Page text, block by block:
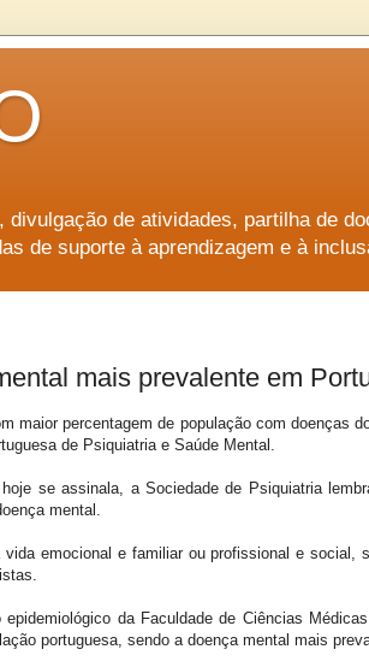
divulgação de atividades, partilha de
de suporte à aprendizagem e à
mais prevalente em
maior percentagem de população com doenças
de Psiquiatria e Saúde Mental.
se assinala, a Sociedade de Psiquiatria
mental.
emocional e familiar ou profissional e social,
da Faculdade de Ciências
portuguesa, sendo a doença mental mais